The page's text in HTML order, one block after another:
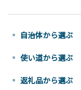
自治体から選ぶ
使い道から選ぶ
返礼品から選ぶ